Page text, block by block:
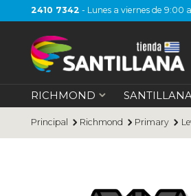
2410 7342 - Lunes a viernes de 9:00
RICHMOND
Principal Richmond Primary